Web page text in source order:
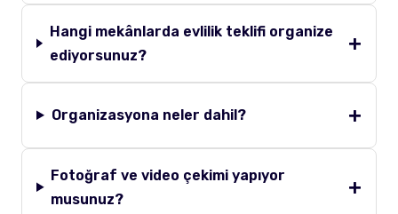
Hangi mekânlarda evlilik teklifi organize
ediyorsunuz?
Organizasyona neler dahil?
Fotoğraf ve video çekimi yapıyor
musunuz?